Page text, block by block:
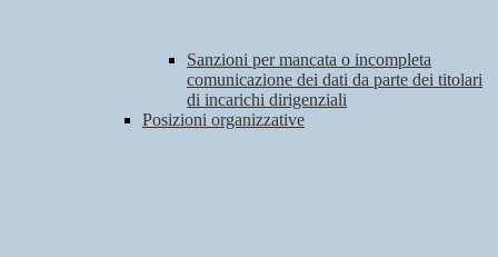
Sanzioni per mancata o incompleta
comunicazione dei dati da parte dei titolari
di incarichi dirigenziali
Posizioni organizzative